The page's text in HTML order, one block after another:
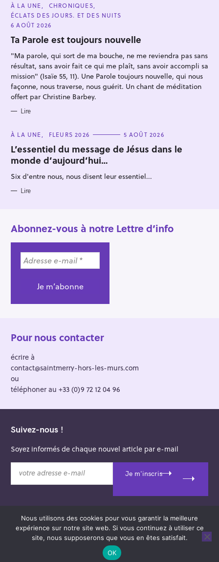
C
A
T
E
G
O
R
E
À LA UNE
CHRONIQUES
ÉCLATS DES JOURS. ET DES NUITS
6 AOÛT 2026
Ta Parole est toujours nouvelle
"Ma parole, qui sort de ma bouche, ne me reviendra pas sans
résultat, sans avoir fait ce qui me plaît, sans avoir accompli sa
mission" (Isaïe 55, 11). Une Parole toujours nouvelle, qui nous
façonne, nous traverse, nous guérit. Un chant de méditation
offert par Christine Barbey.
Lire
C
T
E
G
O
R
I
S
À LA UNE FLEURS 2026 5 AOÛT 2026
L’essentiel du message de Jésus dans le
monde d’aujourd’hui…
Six d'entre nous, nous disent leur essentiel...
Lire
Abonnez-vous à notre Lettre d’info
Pour nous contacter
écrire à
contact@saintmerry-hors-les-murs.com
ou
téléphoner au +33 (0)9 72 12 04 96
Suivez-nous !
Soyez informés de chaque nouvel article par e-mail
t
Je m'inscris
© 2026 Saint-Merry Hors-les-Murs.
Theme: Felt byPixelgrade.
c
h
e
r
c
h
e
r
Nous utilisons des cookies pour vous garantir la meilleure
expérience sur notre site web. Si vous continuez à utiliser ce
site, nous supposerons que vous en êtes satisfait.
OK